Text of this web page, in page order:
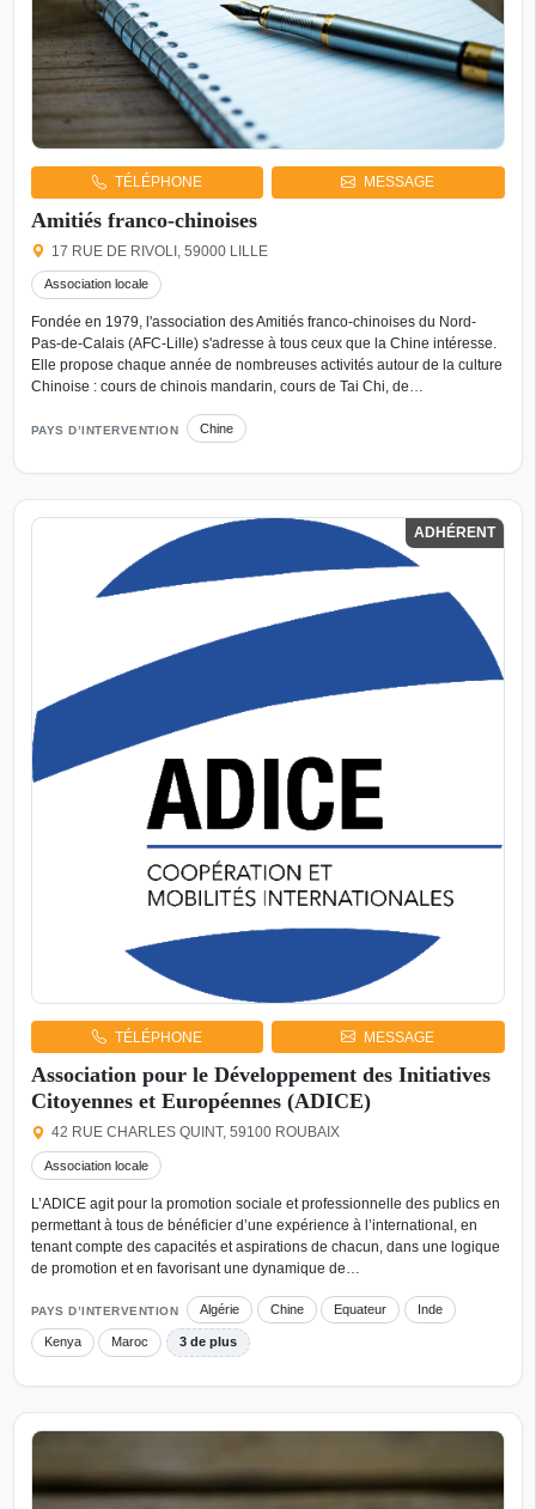
TÉLÉPHONE MESSAGE
Amitiés franco-chinoises
17 RUE DE RIVOLI, 59000 LILLE
Association locale
Fondée en 1979, l'association des Amitiés franco-chinoises du Nord-
Pas-de-Calais (AFC-Lille) s'adresse à tous ceux que la Chine intéresse.
Elle propose chaque année de nombreuses activités autour de la culture
Chinoise : cours de chinois mandarin, cours de Tai Chi, de…
PAYS D’INTERVENTION Chine
ADHÉRENT
TÉLÉPHONE MESSAGE
Association pour le Développement des Initiatives
Citoyennes et Européennes (ADICE)
42 RUE CHARLES QUINT, 59100 ROUBAIX
Association locale
L’ADICE agit pour la promotion sociale et professionnelle des publics en
permettant à tous de bénéficier d’une expérience à l’international, en
tenant compte des capacités et aspirations de chacun, dans une logique
de promotion et en favorisant une dynamique de…
PAYS D’INTERVENTION Algérie Chine Equateur Inde
Kenya Maroc 3 de plus